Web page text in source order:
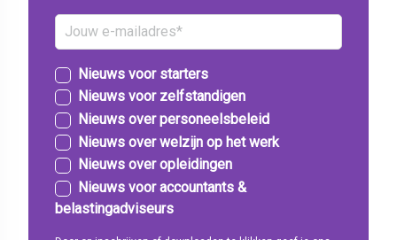
Nieuws voor starters
Nieuws voor zelfstandigen
Nieuws over personeelsbeleid
Nieuws over welzijn op het werk
Nieuws over opleidingen
Nieuws voor accountants &
belastingadviseurs